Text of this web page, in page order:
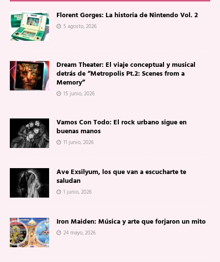
Florent Gorges: La historia de Nintendo Vol. 2
5 agosto, 2026
Dream Theater: El viaje conceptual y musical
detrás de “Metropolis Pt.2: Scenes from a
Memory”
15 junio, 2026
Vamos Con Todo: El rock urbano sigue en
buenas manos
11 junio, 2026
Ave Exsilyum, los que van a escucharte te
saludan
1 junio, 2026
Iron Maiden: Música y arte que forjaron un mito
24 mayo, 2026